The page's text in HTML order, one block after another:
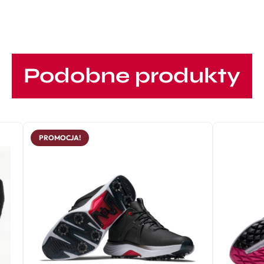
Podobne produkty
PROMOCJA!